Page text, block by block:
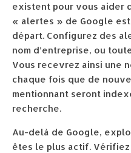
existent pour vous aider
« alertes » de Google
départ. Configurez des
nom d’entreprise, ou
Vous recevrez ainsi une
chaque fois que de
mentionnant seront
recherche.
Au-delà de Google,
êtes le plus actif.